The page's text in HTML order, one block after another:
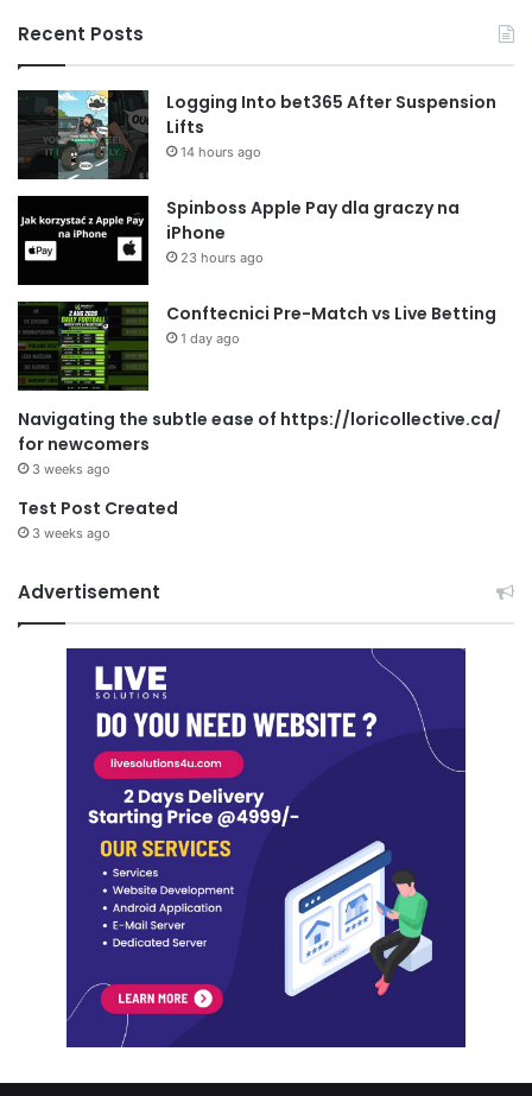
Recent Posts
Logging Into bet365 After Suspension
Lifts
14 hours ago
Spinboss Apple Pay dla graczy na
iPhone
23 hours ago
Conftecnici Pre-Match vs Live Betting
1 day ago
Navigating the subtle ease of https://loricollective.ca/
for newcomers
3 weeks ago
Test Post Created
3 weeks ago
Advertisement